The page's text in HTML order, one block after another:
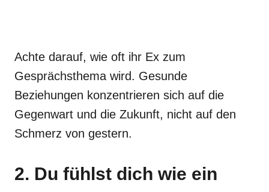
Achte darauf, wie oft ihr Ex zum
Gesprächsthema wird. Gesunde
Beziehungen konzentrieren sich auf die
Gegenwart und die Zukunft, nicht auf den
Schmerz von gestern.
2. Du fühlst dich wie ein